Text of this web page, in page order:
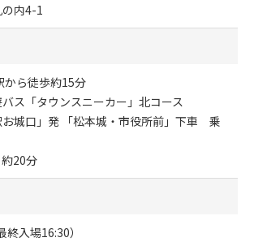
内4-1
から徒歩約15分
ス「タウンスニーカー」北コース
口」発 「松本城・市役所前」下車 乗
20分
入場16:30）